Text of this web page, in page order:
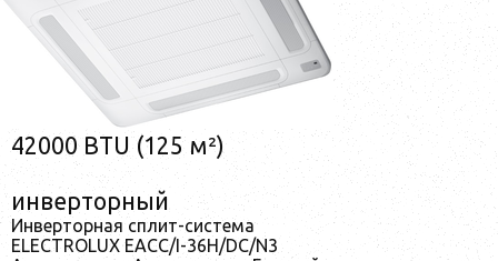
42000 BTU (125 м²)
инверторный
Инверторная сплит-система
ELECTROLUX EACC/I-36H/DC/N3